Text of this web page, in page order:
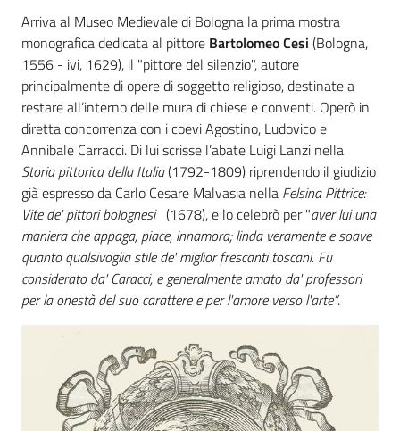
Introduzione
Arriva al Museo Medievale di Bologna la prima mostra
monografica dedicata al pittore Bartolomeo Cesi (Bologna,
1556 - ivi, 1629), il "pittore del silenzio", autore
principalmente di opere di soggetto religioso, destinate a
restare all’interno delle mura di chiese e conventi. Operò in
diretta concorrenza con i coevi Agostino, Ludovico e
Annibale Carracci. Di lui scrisse l’abate Luigi Lanzi nella
Storia pittorica della Italia(1792-1809) riprendendo il giudizio
già espresso da Carlo Cesare Malvasia nella Felsina Pittrice:
Vite de' pittori bolognesi (1678), e lo celebrò per "aver lui una
maniera che appaga, piace, innamora; linda veramente e soave
quanto qualsivoglia stile de' miglior frescanti toscani. Fu
considerato da' Caracci, e generalmente amato da' professori
per la onestà del suo carattere e per l'amore verso l'arte”.